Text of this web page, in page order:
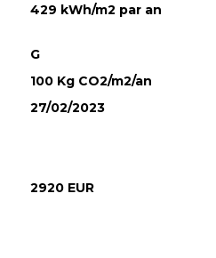
429 kWh/m2 par an
G
100 Kg CO2/m2/an
27/02/2023
2920 EUR